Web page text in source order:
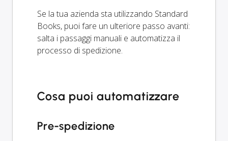
Se la tua azienda sta utilizzando Standard
Books, puoi fare un ulteriore passo avanti:
salta i passaggi manuali e automatizza il
processo di spedizione.
Cosa puoi automatizzare
Pre-spedizione